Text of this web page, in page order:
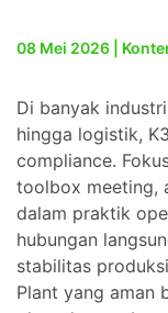
08 Mei 2026 |
Di banyak
hingga logistik,
compliance.
toolbox meeting,
dalam praktik
hubungan
stabilitas
Plant yang aman